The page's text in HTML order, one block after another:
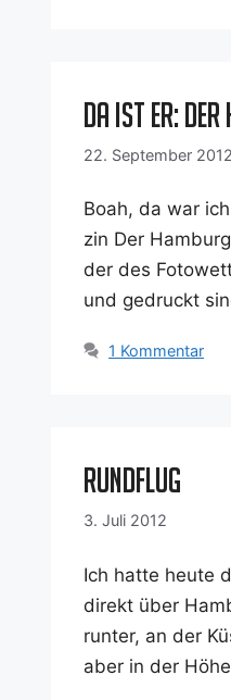
Da ist er:
22. September 2012
Boah, da war
zin Der
der des
und gedruckt
1 Kommentar
Rundflug
3. Juli 2012
Ich hat­te heu­te
direkt über
run­ter, an der
aber in der